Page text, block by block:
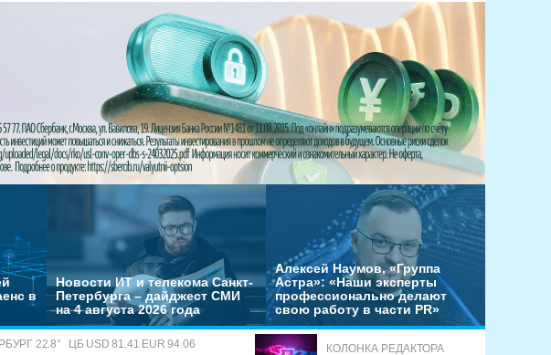
в
Новости ИТ и телекома Санкт-
Петербурга – дайджест СМИ
на 4 августа 2026 года
Алексей Наумов, «Группа
Астра»: «Наши эксперты
профессионально делают
свою работу в части PR»
22.8° ЦБ USD 81.41 EUR 94.06
КОЛОНКА РЕДАКТОРА